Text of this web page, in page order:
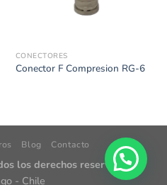
CONECTORES
Conector F Compresion RG-6
Blog Contacto
los derechos reservados|
- Chile